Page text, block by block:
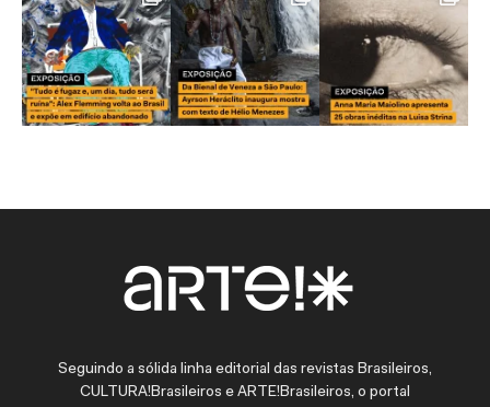
Seguindo a sólida linha editorial das revistas Brasileiros,
CULTURA!Brasileiros e ARTE!Brasileiros, o portal